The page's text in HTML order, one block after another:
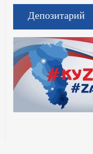
Депозитарий